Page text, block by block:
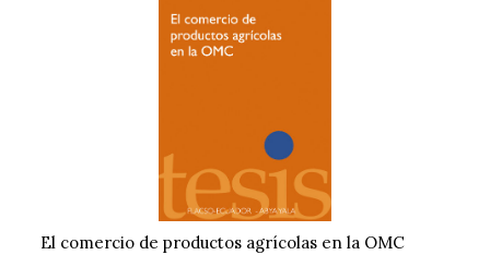
El comercio de productos agrícolas en la OMC